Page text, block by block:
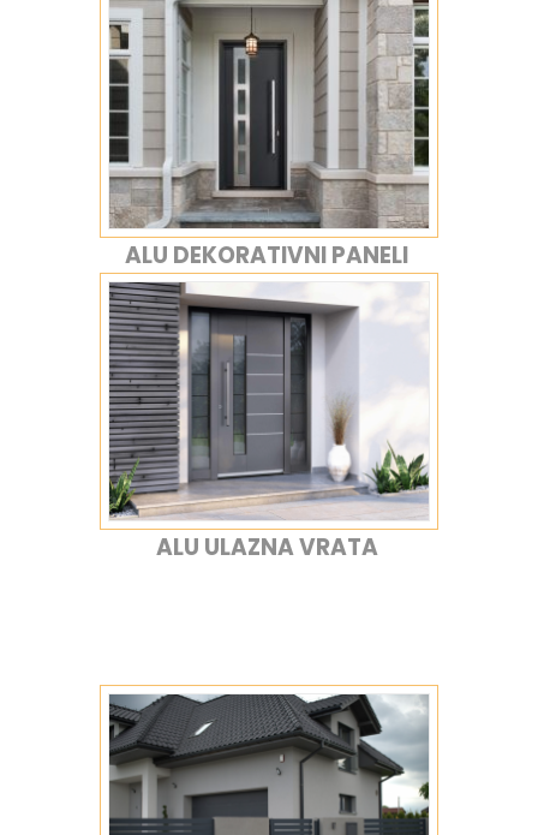
ALU DEKORATIVNI PANELI
ALU ULAZNA VRATA